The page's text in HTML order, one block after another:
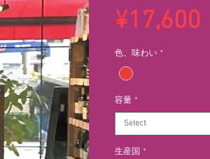
¥17,600
色、味わい *
容量 *
Select
生産国 *